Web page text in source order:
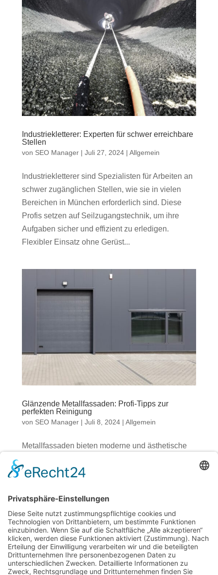
Industriekletterer: Experten für schwer erreichbare
Stellen
von SEO Manager| Juli 27, 2024| Allgemein
Industriekletterer sind Spezialisten für Arbeiten an
schwer zugänglichen Stellen, wie sie in vielen
Bereichen in München erforderlich sind. Diese
Profis setzen auf Seilzugangstechnik, um ihre
Aufgaben sicher und effizient zu erledigen.
Flexibler Einsatz ohne Gerüst...
Glänzende Metallfassaden: Profi-Tipps zur
perfekten Reinigung
von SEO Manager| Juli 8, 2024| Allgemein
Metallfassaden bieten moderne und ästhetische
Glas, benötigt auch Metall regelmäßige Pflege, um
einen umfassenden Überblick über die besten
Praktiken für die Reinigung von...
Fassadenreinigung zur Wiederherstellung und
Pflege von Gebäudehüllen
vonrpantzaridis|Sep. 1, 2023|Allgemein